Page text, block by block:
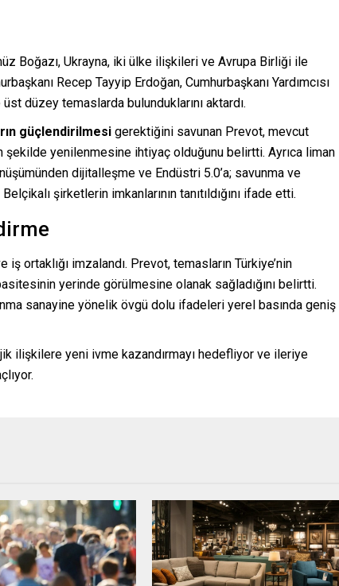
Boğazı, Ukrayna, iki ülke ilişkileri ve Avrupa Birliği ile
Recep Tayyip Erdoğan, Cumhurbaşkanı Yardımcısı
düzey temaslarda bulunduklarını aktardı.
güçlendirilmesi gerektiğini savunan Prevot, mevcut
şekilde yenilenmesine ihtiyaç olduğunu belirtti. Ayrıca liman
dijitalleşme ve Endüstri 5.0’a; savunma ve
şirketlerin imkanlarının tanıtıldığını ifade etti.
ortaklığı imzalandı. Prevot, temasların Türkiye’nin
yerinde görülmesine olanak sağladığını belirtti.
sanayine yönelik övgü dolu ifadeleri yerel basında geniş
ilişkilere yeni ivme kazandırmayı hedefliyor ve ileriye